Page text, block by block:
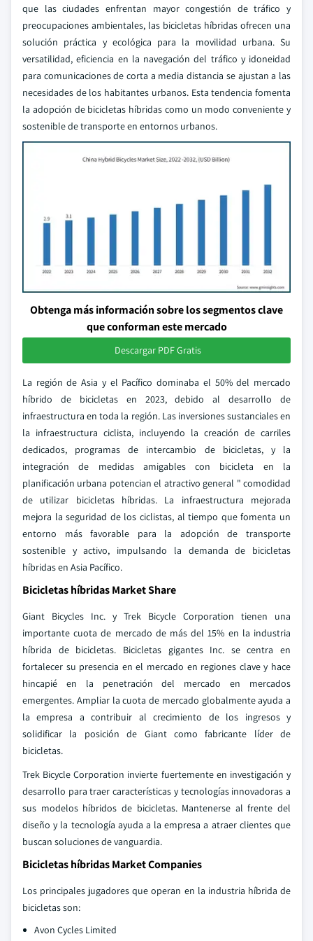
que las ciudades enfrentan mayor congestión de tráfico y
preocupaciones ambientales, las bicicletas híbridas ofrecen una
solución práctica y ecológica para la movilidad urbana. Su
versatilidad, eficiencia en la navegación del tráfico y idoneidad
para comunicaciones de corta a media distancia se ajustan a las
necesidades de los habitantes urbanos. Esta tendencia fomenta
la adopción de bicicletas híbridas como un modo conveniente y
sostenible de transporte en entornos urbanos.
Obtenga más información sobre los segmentos clave
que conforman este mercado
Descargar PDF Gratis
La región de Asia y el Pacífico dominaba el 50% del mercado
híbrido de bicicletas en 2023, debido al desarrollo de
infraestructura en toda la región. Las inversiones sustanciales en
la infraestructura ciclista, incluyendo la creación de carriles
dedicados, programas de intercambio de bicicletas, y la
integración de medidas amigables con bicicleta en la
planificación urbana potencian el atractivo general " comodidad
de utilizar bicicletas híbridas. La infraestructura mejorada
mejora la seguridad de los ciclistas, al tiempo que fomenta un
entorno más favorable para la adopción de transporte
sostenible y activo, impulsando la demanda de bicicletas
híbridas en Asia Pacífico.
Bicicletas híbridas Market Share
Giant Bicycles Inc. y Trek Bicycle Corporation tienen una
importante cuota de mercado de más del 15% en la industria
híbrida de bicicletas. Bicicletas gigantes Inc. se centra en
fortalecer su presencia en el mercado en regiones clave y hace
hincapié en la penetración del mercado en mercados
emergentes. Ampliar la cuota de mercado globalmente ayuda a
la empresa a contribuir al crecimiento de los ingresos y
solidificar la posición de Giant como fabricante líder de
bicicletas.
Trek Bicycle Corporation invierte fuertemente en investigación y
desarrollo para traer características y tecnologías innovadoras a
sus modelos híbridos de bicicletas. Mantenerse al frente del
diseño y la tecnología ayuda a la empresa a atraer clientes que
buscan soluciones de vanguardia.
Bicicletas híbridas Market Companies
Los principales jugadores que operan en la industria híbrida de
bicicletas son:
Avon Cycles Limited